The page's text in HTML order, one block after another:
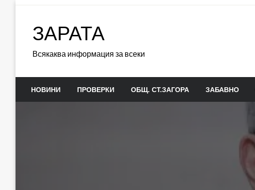
ЗАРАТА
Всякаква информация за всеки
НОВИНИ ПРОВЕРКИ ОБЩ. СТ.ЗАГОРА ЗАБАВНО